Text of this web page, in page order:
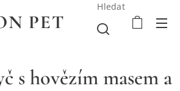
PET
Hledat
s hovězím masem a